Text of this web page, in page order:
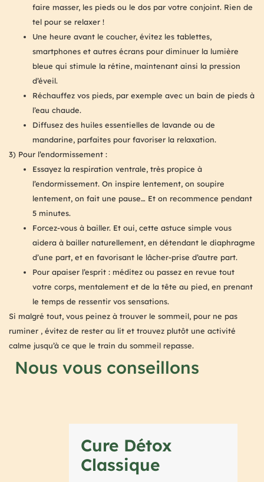
faire masser, les pieds ou le dos par votre conjoint. Rien de
tel pour se relaxer !
Une heure avant le coucher, évitez les tablettes,
smartphones et autres écrans pour diminuer la lumière
bleue qui stimule la rétine, maintenant ainsi la pression
d’éveil.
Réchauffez vos pieds, par exemple avec un bain de pieds à
l’eau chaude.
Diffusez des huiles essentielles de lavande ou de
mandarine, parfaites pour favoriser la relaxation.
3) Pour l’endormissement :
Essayez la respiration ventrale, très propice à
l’endormissement. On inspire lentement, on soupire
lentement, on fait une pause… Et on recommence pendant
5 minutes.
Forcez-vous à bailler. Et oui, cette astuce simple vous
aidera à bailler naturellement, en détendant le diaphragme
d’une part, et en favorisant le lâcher-prise d’autre part.
Pour apaiser l’esprit : méditez ou passez en revue tout
votre corps, mentalement et de la tête au pied, en prenant
le temps de ressentir vos sensations.
Si malgré tout, vous peinez à trouver le sommeil, pour ne pas
ruminer , évitez de rester au lit et trouvez plutôt une activité
calme jusqu’à ce que le train du sommeil repasse.
Nous vous conseillons
Cure Détox
Classique